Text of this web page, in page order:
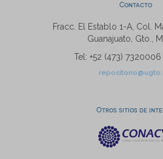
Contacto
Fracc. El Establo 1-A, Col.
Guanajuato, Gto.,
Tel: +52 (473) 7320006
Otros sitios de